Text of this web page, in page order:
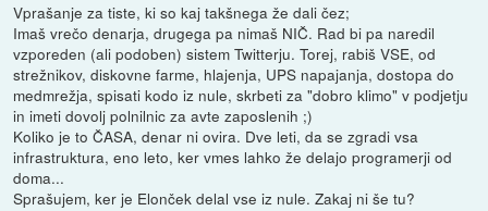
Vprašanje za tiste, ki so kaj takšnega že dali čez;
Imaš vrečo denarja, drugega pa nimaš NIČ. Rad bi pa naredil
vzporeden (ali podoben) sistem Twitterju. Torej, rabiš VSE, od
strežnikov, diskovne farme, hlajenja, UPS napajanja, dostopa do
medmrežja, spisati kodo iz nule, skrbeti za "dobro klimo" v podjetju
in imeti dovolj polnilnic za avte zaposlenih ;)
Koliko je to ČASA, denar ni ovira. Dve leti, da se zgradi vsa
infrastruktura, eno leto, ker vmes lahko že delajo programerji od
doma...
Sprašujem, ker je Elonček delal vse iz nule. Zakaj ni še tu?